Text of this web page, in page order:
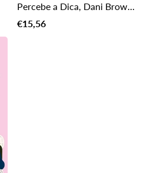
Percebe a Dica, Dani Brown
— Edição Especial
Translation
€15,56